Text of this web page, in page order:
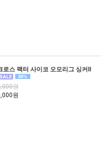
로스 팩터 사이코 오모리그 싱커Ⅱ
원
원